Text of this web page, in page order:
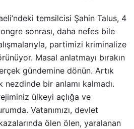
temsilcisi Şahin Talus, 4
sonrası, daha nefes bile
partimizi kriminalize
Masal anlatmayı bırakın
gündemine dönün. Artık
nezdinde bir anlamı kalmadı.
ülkeyi açlığa ve
Vatanımızı, devlet
ölen ölen, yaralanan